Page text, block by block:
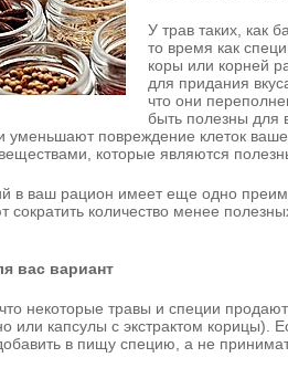
У трав таких, как
то время как
коры или корней
для придания
что они
быть полезны для
уменьшают повреждение клеток
которые являются
в ваш рацион имеет еще одно
количество менее
вас вариант
некоторые травы и специи
или капсулы с экстрактом корицы).
в пищу специю, а не